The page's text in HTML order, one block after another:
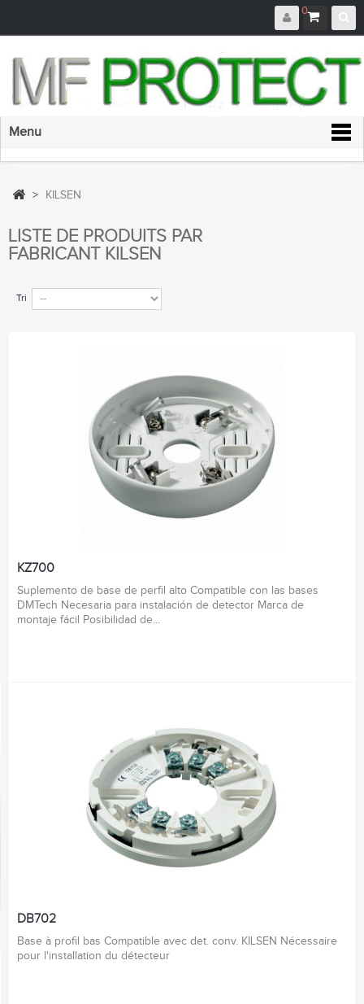
0
Menu
> KILSEN
LISTE DE PRODUITS PAR
FABRICANT KILSEN
Tri
KZ700
Suplemento de base de perfil alto Compatible con las bases
DMTech Necesaria para instalación de detector Marca de
montaje fácil Posibilidad de...
DB702
Base à profil bas Compatible avec det. conv. KILSEN Nécessaire
pour l'installation du détecteur